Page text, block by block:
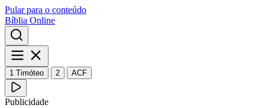
Pular para o conteúdo
Bíblia Online
1 Timóteo 2 ACF
Publicidade